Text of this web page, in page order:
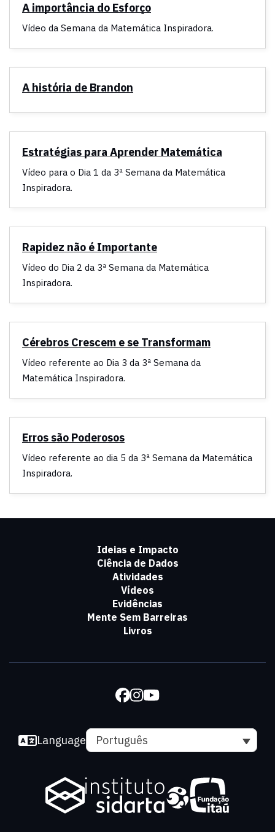
A importância do Esforço
Vídeo da Semana da Matemática Inspiradora.
A história de Brandon
Estratégias para Aprender Matemática
Vídeo para o Dia 1 da 3ª Semana da Matemática
Inspiradora.
Rapidez não é Importante
Vídeo do Dia 2 da 3ª Semana da Matemática
Inspiradora.
Cérebros Crescem e se Transformam
Vídeo referente ao Dia 3 da 3ª Semana da
Matemática Inspiradora.
Erros são Poderosos
Vídeo referente ao dia 5 da 3ª Semana da Matemática
Inspiradora.
Ideias e Impacto
Ciência de Dados
Atividades
Vídeos
Evidências
Mente Sem Barreiras
Livros
Language Português